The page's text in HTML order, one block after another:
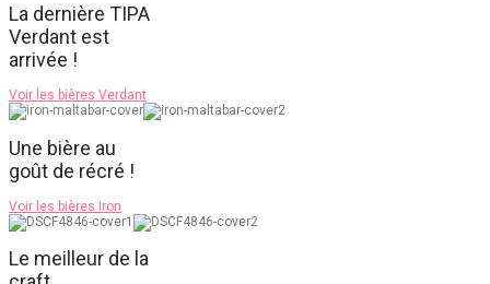
La dernière TIPA
Verdant est
arrivée !
Voir les bières Verdant
Une bière au
goût de récré !
Voir les bières Iron
Le meilleur de la